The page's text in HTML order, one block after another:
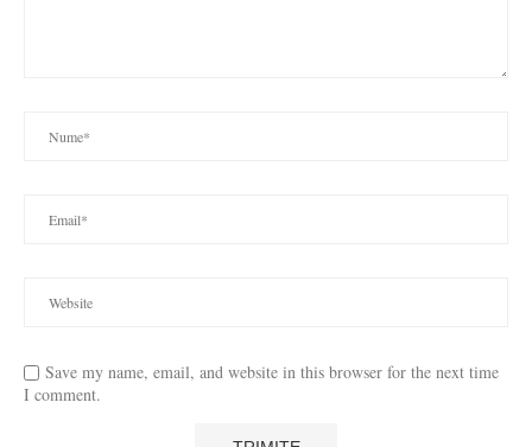
Save my name, email, and website in this browser for the next time
I comment.